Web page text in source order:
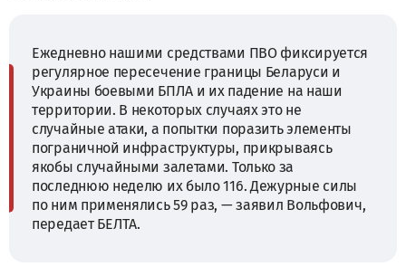
Ежедневно нашими средствами ПВО фиксируется
регулярное пересечение границы Беларуси и
Украины боевыми БПЛА и их падение на наши
территории. В некоторых случаях это не
случайные атаки, а попытки поразить элементы
пограничной инфраструктуры, прикрываясь
якобы случайными залетами. Только за
последнюю неделю их было 116. Дежурные силы
по ним применялись 59 раз, — заявил Вольфович,
передает БЕЛТА.